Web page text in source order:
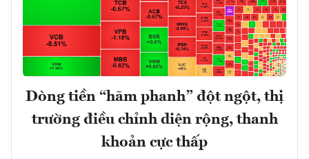
Dòng tiền “hãm phanh” đột ngột, thị
trường điều chỉnh diện rộng, thanh
khoản cực thấp